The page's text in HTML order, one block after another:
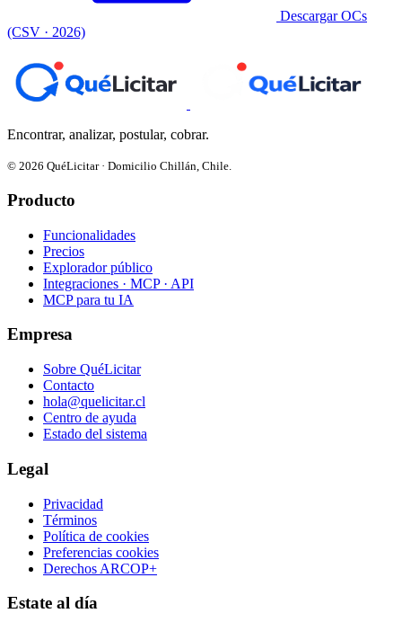
Descargar OCs
(CSV · 2026)
Encontrar, analizar, postular, cobrar.
© 2026 QuéLicitar · Domicilio Chillán, Chile.
Producto
Funcionalidades
Precios
Explorador público
Integraciones · MCP · API
MCP para tu IA
Empresa
Sobre QuéLicitar
Contacto
hola@quelicitar.cl
Centro de ayuda
Estado del sistema
Legal
Privacidad
Términos
Política de cookies
Preferencias cookies
Derechos ARCOP+
Estate al día